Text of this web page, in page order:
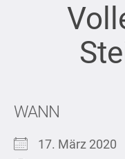
WANN
17. März 2020